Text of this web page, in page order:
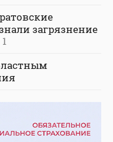
загрязнение
1